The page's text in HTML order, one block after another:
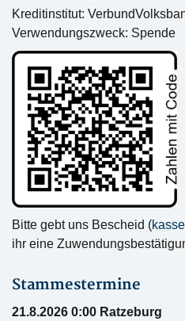
Kreditinstitut:
Verwendungszweck: Spende
Bitte gebt uns Bescheid (
ihr eine
Stammestermine
21.8.2026 0:00 Ratzeburg